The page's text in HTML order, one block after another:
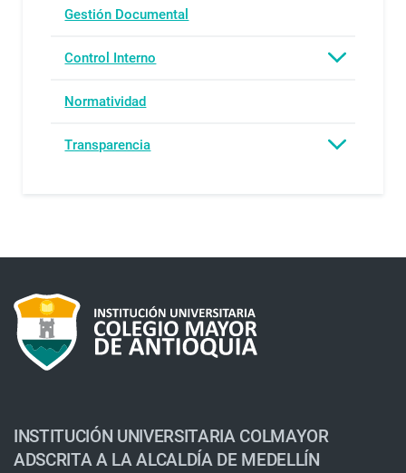
Gestión Documental
Control Interno
Normatividad
Transparencia
INSTITUCIÓN UNIVERSITARIA COLMAYOR
ADSCRITA A LA ALCALDÍA DE MEDELLÍN